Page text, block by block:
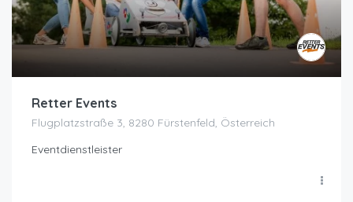
Retter Events
Flugplatzstraße 3, 8280 Fürstenfeld, Österreich
Eventdienstleister